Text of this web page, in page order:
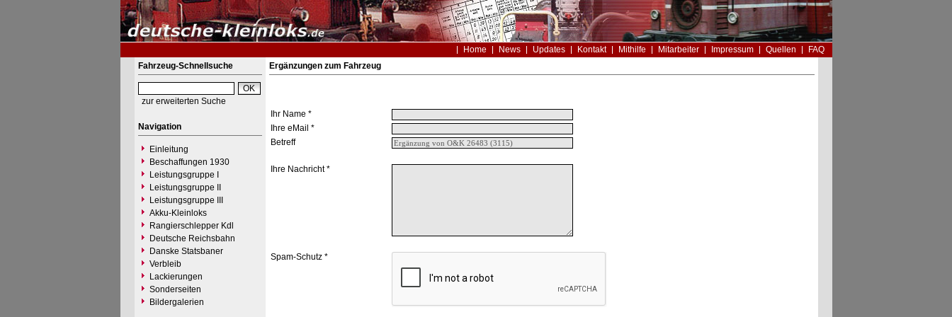
Home News Updates Kontakt Mithilfe Mitarbeiter Impressum Quellen
FAQ
Fahrzeug-Schnellsuche
zur erweiterten Suche
Navigation
Einleitung
Beschaffungen 1930
Leistungsgruppe I
Leistungsgruppe II
Leistungsgruppe III
Akku-Kleinloks
Rangierschlepper Kdl
Deutsche Reichsbahn
Danske Statsbaner
Verbleib
Lackierungen
Sonderseiten
Bildergalerien
Ergänzungen zum Fahrzeug
Ihr Name *
Ihre eMail *
Betreff
Ihre Nachricht *
Spam-Schutz *